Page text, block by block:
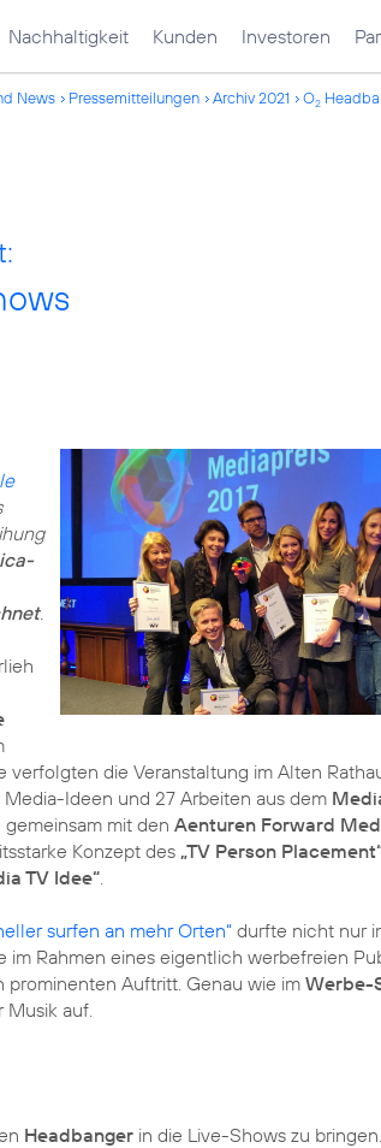
Nachhaltigkeit Kunden Investoren
News Pressemitteilungen Archiv 2021 O2
.
die Veranstaltung im Alten
Ideen und 27 Arbeiten aus dem
mit den Aenturen Forward
Konzept des „TV Person
TV Idee“.
surfen an mehr Orten“ durfte nicht nur
Rahmen eines eigentlich werbefreien
prominenten Auftritt. Genau wie im Werbe-
Musik auf.
Headbanger in die Live-Shows zu